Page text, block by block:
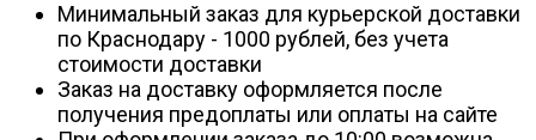
Минимальный заказ для курьерской доставки
по Краснодару - 1000 рублей, без учета
стоимости доставки
Заказ на доставку оформляется после
получения предоплаты или оплаты на сайте